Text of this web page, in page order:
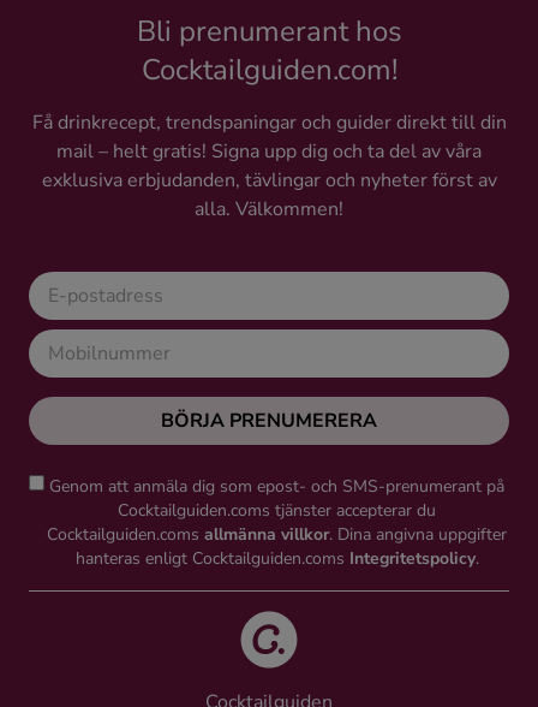
Bli prenumerant hos
Cocktailguiden.com!
Få drinkrecept, trendspaningar och guider direkt till din
mail – helt gratis! Signa upp dig och ta del av våra
exklusiva erbjudanden, tävlingar och nyheter först av
alla. Välkommen!
BÖRJA PRENUMERERA
Genom att anmäla dig som epost- och SMS-prenumerant på
Cocktailguiden.coms tjänster accepterar du
Cocktailguiden.coms allmänna villkor. Dina angivna uppgifter
hanteras enligt Cocktailguiden.coms Integritetspolicy.